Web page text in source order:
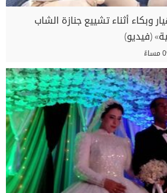
وبكاء أثناء تشييع جنازة الشاب
(فيديو)